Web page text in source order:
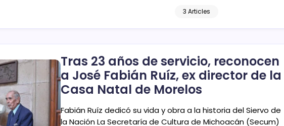
3 Articles
Tras 23 años de servicio, reconocen
a José Fabián Ruíz, ex director de la
Casa Natal de Morelos
Fabián Ruíz dedicó su vida y obra a la historia del Siervo de
la Nación La Secretaría de Cultura de Michoacán (Secum)